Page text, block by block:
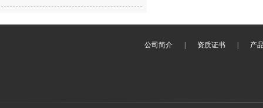
公司简介 资质证书 产